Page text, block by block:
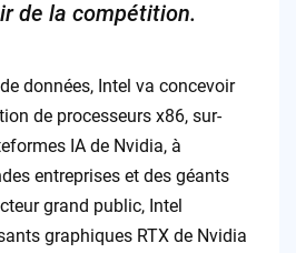
de la compétition.
données, Intel va concevoir
de processeurs x86, sur-
IA de Nvidia, à
entreprises et des géants
grand public, Intel
graphiques RTX de Nvidia